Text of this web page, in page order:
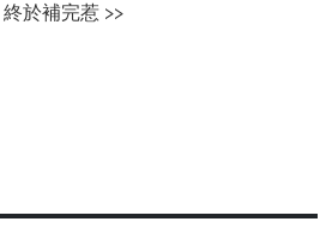
終於補完惹 >>